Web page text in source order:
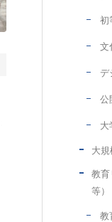
初
文
デ
公
大
大
教育
等）
教